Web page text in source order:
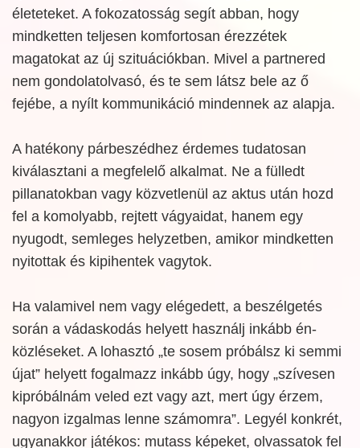
életeteket. A fokozatosság segít abban, hogy
mindketten teljesen komfortosan érezzétek
magatokat az új szituációkban. Mivel a partnered
nem gondolatolvasó, és te sem látsz bele az ő
fejébe, a nyílt kommunikáció mindennek az alapja.
A hatékony párbeszédhez érdemes tudatosan
kiválasztani a megfelelő alkalmat. Ne a fülledt
pillanatokban vagy közvetlenül az aktus után hozd
fel a komolyabb, rejtett vágyaidat, hanem egy
nyugodt, semleges helyzetben, amikor mindketten
nyitottak és kipihentek vagytok.
Ha valamivel nem vagy elégedett, a beszélgetés
során a vádaskodás helyett használj inkább én-
közléseket. A lohasztó „te sosem próbálsz ki semmi
újat” helyett fogalmazz inkább úgy, hogy „szívesen
kipróbálnám veled ezt vagy azt, mert úgy érzem,
nagyon izgalmas lenne számomra”. Legyél konkrét,
ugyanakkor játékos: mutass képeket, olvassatok fel